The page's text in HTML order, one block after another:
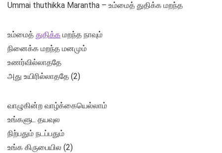
Ummai thuthikka Marantha – உம்மைத் துதிக்க மறந்த
உம்மைத் துதிக்க மறந்த நாவும்
நினைக்க மறந்த மனமும்
உணர்வில்லாததே
அது உயிரில்லாததே (2)
வாழுகின்ற வாழ்க்கையெல்லாம்
உங்களுட‌ தயவுல
நிற்பதும் நடப்பதும்
உங்க கிருபையில (2)